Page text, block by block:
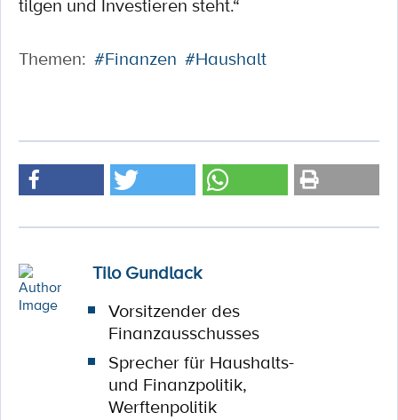
tilgen und Investieren steht.“
Themen: #Finanzen #Haushalt
Tilo Gundlack
Vorsitzender des
Finanzausschusses
Sprecher für Haushalts-
und Finanzpolitik,
Werftenpolitik